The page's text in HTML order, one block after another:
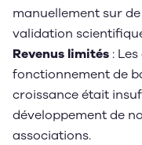
manuellement sur
validation
Revenus limités :
fonctionnement de
croissance était
développement de
associations.